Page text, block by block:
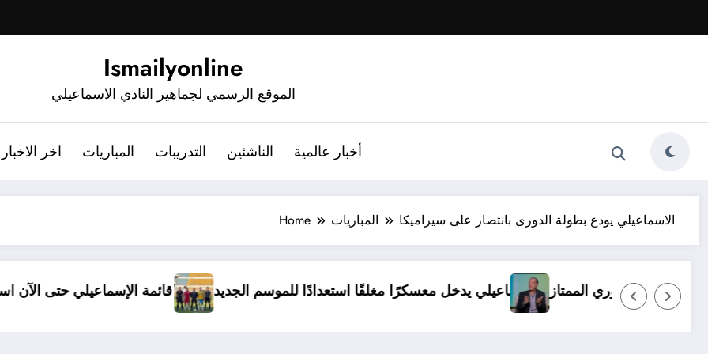
Ismailyonline
الموقع الرسمي لجماهير النادي الاسماعيلي
اخر الاخبار المباريات التدريبات الناشئين أخبار عالمية
Home المباريات الاسماعيلي يودع بطولة الدورى بانتصار على سيراميكا
الإسماعيلي يدخل معسكرًا مغلقًا استعدادًا للموسم الجديد أي ظروف.. ولا بديل عن العودة للدوري الممتاز